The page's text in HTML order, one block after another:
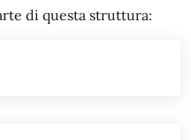
di questa struttura: